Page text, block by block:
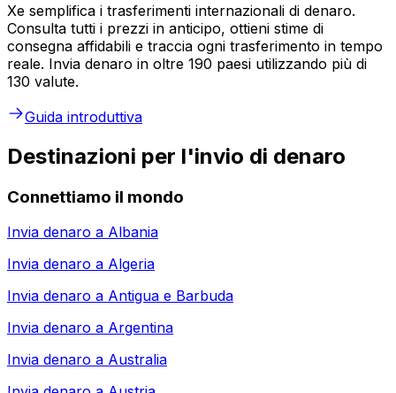
Xe semplifica i trasferimenti internazionali di denaro.
Consulta tutti i prezzi in anticipo, ottieni stime di
consegna affidabili e traccia ogni trasferimento in tempo
reale. Invia denaro in oltre 190 paesi utilizzando più di
130 valute.
Guida introduttiva
Destinazioni per l'invio di denaro
Connettiamo il mondo
Invia denaro a Albania
Invia denaro a Algeria
Invia denaro a Antigua e Barbuda
Invia denaro a Argentina
Invia denaro a Australia